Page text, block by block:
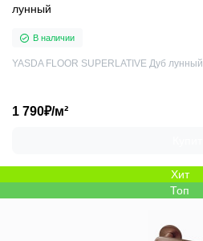
лунный
В наличии
YASDA FLOOR SUPERLATIVE Дуб лунный
1 790₽/м²
Хит
Топ